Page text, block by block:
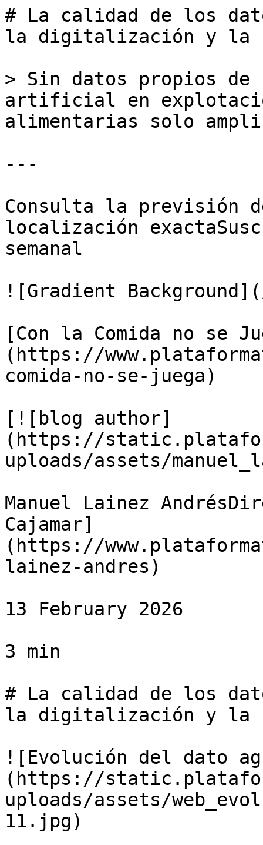
# La calidad de los
la digitalización y la
> Sin datos propios
artificial en
alimentarias solo
---
Consulta la previsión
localización
semanal
![Gradient
[Con la Comida no se
(https://
comida-no-se-juega)
[![blog author]
(https://
uploads/assets/
Manuel Lainez
Cajamar]
(https://
lainez-andres)
13 February 2026
3 min
# La calidad de los
la digitalización y la
![Evolución del dato
(https://
uploads/assets/
11.jpg)